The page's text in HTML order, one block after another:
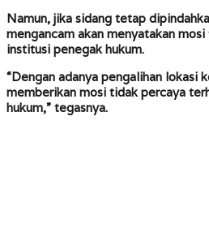
Namun, jika sidang tetap
mengancam akan menyatakan
institusi penegak hukum.
“Dengan adanya pengalihan lokasi
memberikan mosi tidak percaya
hukum,” tegasnya.